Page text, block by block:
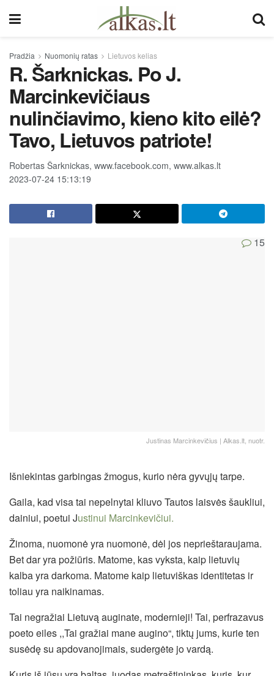
Pradžia Nuomonių ratas Lietuvos kelias
R. Šarknickas. Po J.
Marcinkevičiaus
nulinčiavimo, kieno kito eilė?
Tavo, Lietuvos patriote!
Robertas Šarknickas, www.facebook.com, www.alkas.lt
2023-07-24 15:13:19
15
Justinas Marcinkevičius | Alkas.lt, nuotr.
Išniekintas garbingas žmogus, kurio nėra gyvųjų tarpe.
Gaila, kad visa tai nepelnytai kliuvo Tautos laisvės šaukliui,
dainiui, poetui Justinui Marcinkevičiui.
Žinoma, nuomonė yra nuomonė, dėl jos neprieštaraujama.
Bet dar yra požiūris. Matome, kas vyksta, kaip lietuvių
kalba yra darkoma. Matome kaip lietuviškas identitetas ir
toliau yra naikinamas.
Tai negražiai Lietuvą auginate, modernieji! Tai, perfrazavus
poeto eiles ,,Tai gražiai mane augino“, tiktų jums, kurie ten
susėdę su apdovanojimais, sudergėte jo vardą.